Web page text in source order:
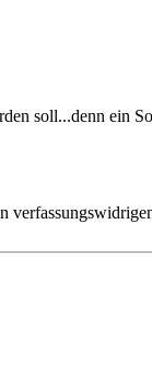
soll...denn ein